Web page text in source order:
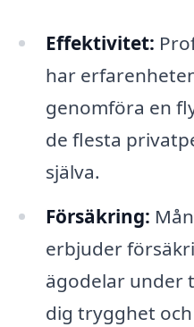
Effektivitet:
har
genomföra en
de flesta
själva.
Försäkring:
erbjuder
ägodelar under
dig trygghet